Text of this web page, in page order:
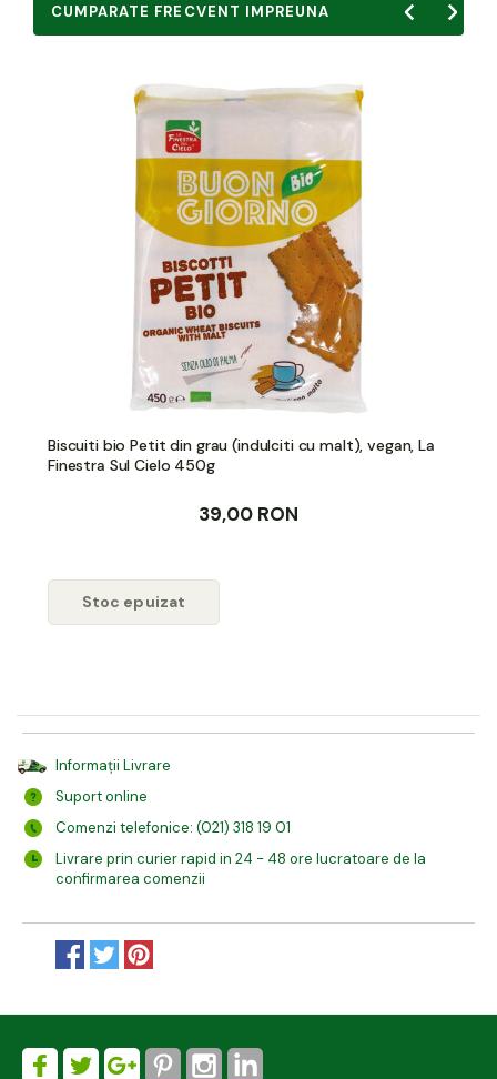
CUMPARATE FRECVENT IMPREUNA
Biscuiti bio Petit din grau (indulciti cu malt), vegan, La
Finestra Sul Cielo 450g
39,00 RON
Stoc epuizat
Informații Livrare
Suport online
Comenzi telefonice: (021) 318 19 01
Livrare prin curier rapid in 24 - 48 ore lucratoare de la
confirmarea comenzii